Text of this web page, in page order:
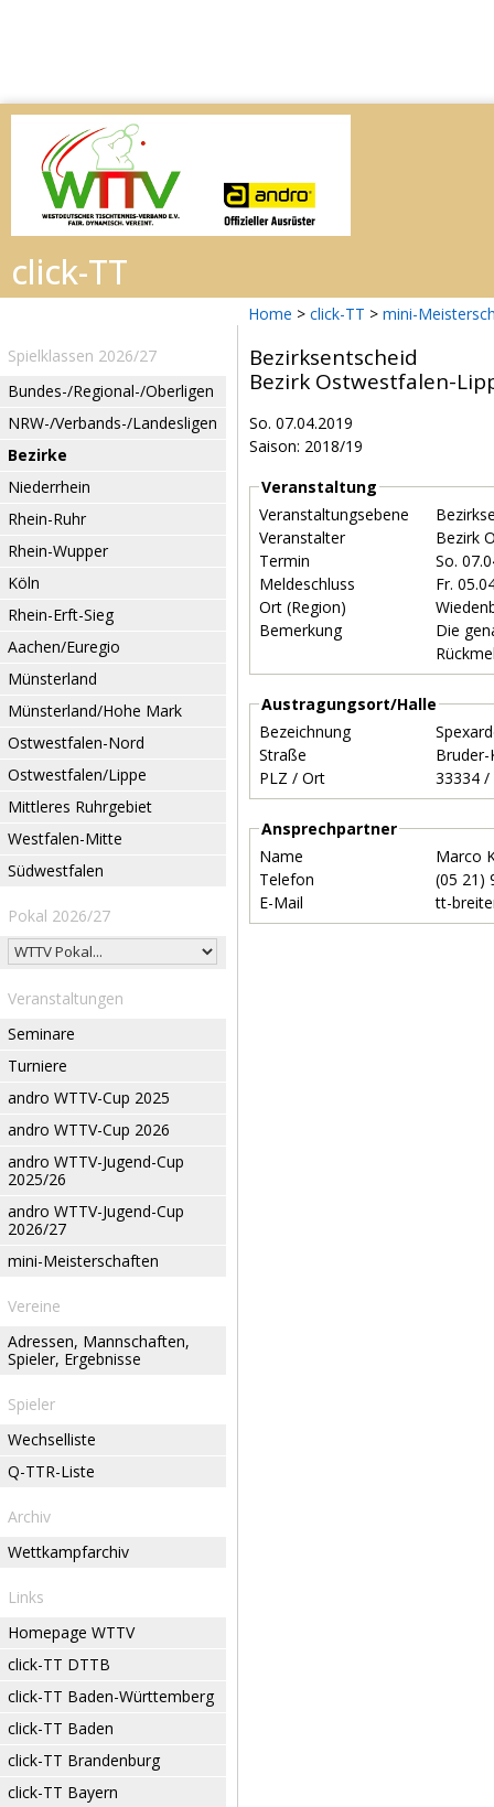
Home > click-TT > mini-
Spielklassen 2026/27
Bundes-/Regional-/Oberligen
NRW-/Verbands-/Landesligen
Bezirke
Niederrhein
Rhein-Ruhr
Rhein-Wupper
Köln
Rhein-Erft-Sieg
Aachen/Euregio
Münsterland
Münsterland/Hohe Mark
Ostwestfalen-Nord
Ostwestfalen/Lippe
Mittleres Ruhrgebiet
Westfalen-Mitte
Südwestfalen
Pokal 2026/27
Veranstaltungen
Seminare
Turniere
andro WTTV-Cup 2025
andro WTTV-Cup 2026
andro WTTV-Jugend-Cup
2025/26
andro WTTV-Jugend-Cup
2026/27
mini-Meisterschaften
Vereine
Adressen, Mannschaften,
Spieler, Ergebnisse
Spieler
Wechselliste
Q-TTR-Liste
Archiv
Wettkampfarchiv
Links
Homepage WTTV
click-TT DTTB
click-TT Baden-Württemberg
click-TT Baden
click-TT Brandenburg
click-TT Bayern
Bezirksentscheid
Bezirk Ostwestfalen-
So. 07.04.2019
Saison: 2018/19
Veranstaltung
Veranstaltungsebene
Veranstalter
Bezirk
Termin
So.
Meldeschluss
Fr.
Ort (Region)
Bemerkung
Die
Austragungsort/Halle
Bezeichnung
Straße
PLZ / Ort
Ansprechpartner
Name
Marco
Telefon
(05 21)
E-Mail
tt-